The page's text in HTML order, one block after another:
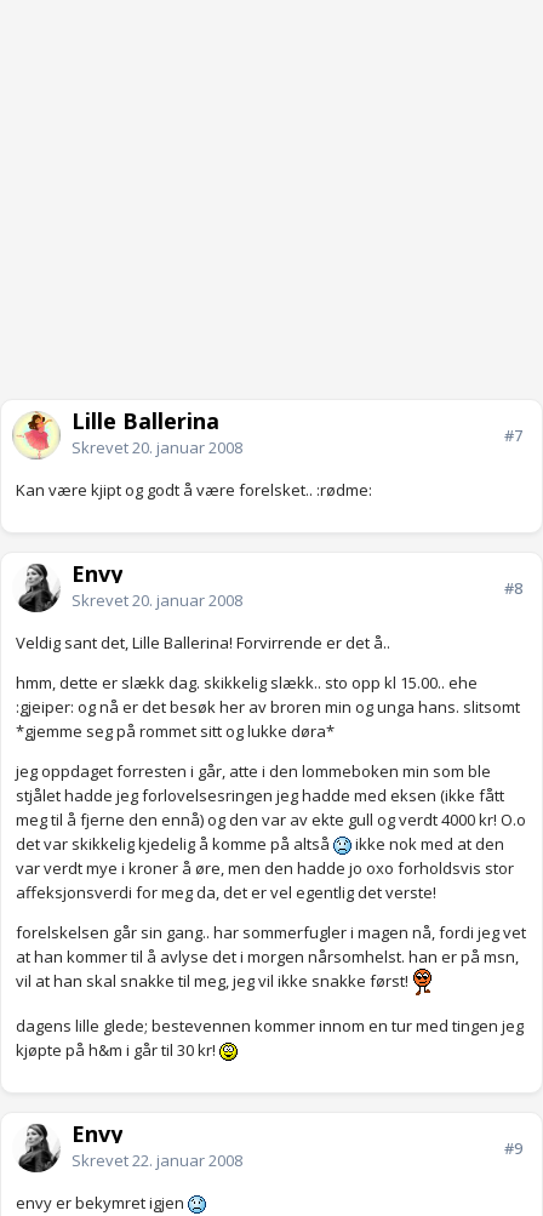
Lille Ballerina
Skrevet20. januar 2008
#7
Kan være kjipt og godt å være forelsket.. :rødme:
Envy
Skrevet20. januar 2008
#8
Veldig sant det, Lille Ballerina! Forvirrende er det å..
hmm, dette er slækk dag. skikkelig slækk.. sto opp kl 15.00.. ehe
:gjeiper: og nå er det besøk her av broren min og unga hans. slitsomt
*gjemme seg på rommet sitt og lukke døra*
jeg oppdaget forresten i går, atte i den lommeboken min som ble
stjålet hadde jeg forlovelsesringen jeg hadde med eksen (ikke fått
meg til å fjerne den ennå) og den var av ekte gull og verdt 4000 kr! O.o
det var skikkelig kjedelig å komme på altså
ikke nok med at den
var verdt mye i kroner å øre, men den hadde jo oxo forholdsvis stor
affeksjonsverdi for meg da, det er vel egentlig det verste!
forelskelsen går sin gang.. har sommerfugler i magen nå, fordi jeg vet
at han kommer til å avlyse det i morgen nårsomhelst. han er på msn,
vil at han skal snakke til meg, jeg vil ikke snakke først!
dagens lille glede; bestevennen kommer innom en tur med tingen jeg
kjøpte på h&m i går til 30 kr!
Envy
Skrevet22. januar 2008
#9
envy er bekymret igjen